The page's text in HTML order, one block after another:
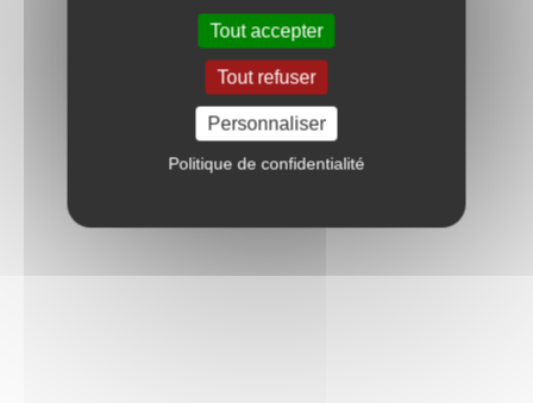
Tout accepter
Tout refuser
Personnaliser
Politique de confidentialité